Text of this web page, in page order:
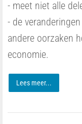
- meet niet alle
- de
andere oorzaken
economie.
Lees meer...